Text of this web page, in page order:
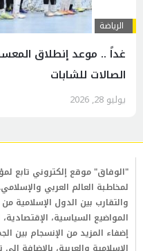
الرياضة
غداً .. موعد إنطلاق
الصالات للشابات
يوليو 28, 2026
"الوفاق" موقع إلكتروني تابع
لمخاطبة العالم العربي
والتقارب بين الدول الإسلامية
المواضيع السياسية،
إضفاء المزيد من الإنسجام بين